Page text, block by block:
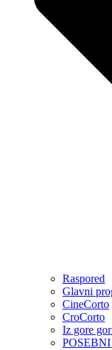
Raspored
Glavni
CineCorto
CroCorto
Iz gore